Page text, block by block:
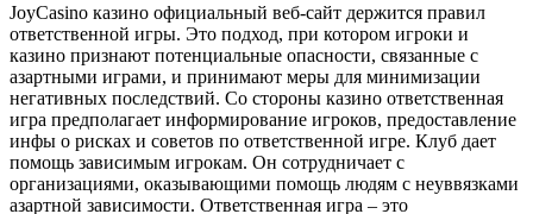
JoyCasino казино официальный веб-сайт держится правил
ответственной игры. Это подход, при котором игроки и
казино признают потенциальные опасности, связанные с
азартными играми, и принимают меры для минимизации
негативных последствий. Со стороны казино ответственная
игра предполагает информирование игроков, предоставление
инфы о рисках и советов по ответственной игре. Клуб дает
помощь зависимым игрокам. Он сотрудничает с
организациями, оказывающими помощь людям с неуввязками
азартной зависимости. Ответственная игра – это